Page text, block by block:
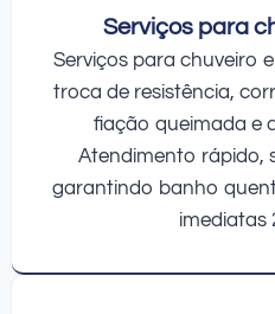
Serviços para
Serviços para chuveiro
troca de resistência,
fiação queimada e
Atendimento rápido,
garantindo banho
imediatas